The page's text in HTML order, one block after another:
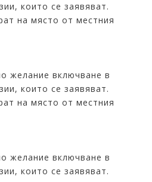
които се заявяват.
на място от местния
желание включване в
които се заявяват.
на място от местния
желание включване в
които се заявяват.